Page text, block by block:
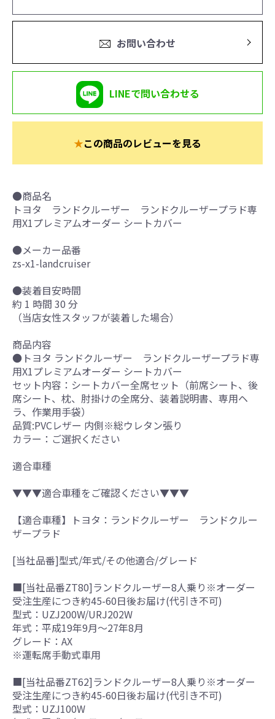
お問い合わせ
LINEで問い合わせる
★この商品のレビューを見る
●商品名
トヨタ ランドクルーザー ランドクルーザープラド専
用X1プレミアムオーダー シートカバー
●メーカー品番
zs-x1-landcruiser
●装着目安時間
約 1 時間 30 分
（当店女性スタッフが装着した場合）
商品内容
●トヨタ ランドクルーザー ランドクルーザープラド専
用X1プレミアムオーダー シートカバー
セット内容：シートカバー全席セット（前席シート、後
席シート、枕、肘掛けの全席分、装着説明書、専用ヘ
ラ、作業用手袋）
品質:PVCレザー 内側※総ウレタン張り
カラー：ご選択ください
適合車種
▼▼▼適合車種をご確認ください▼▼▼
【適合車種】トヨタ：ランドクルーザー ランドクルー
ザープラド
[当社品番]型式/年式/その他適合/グレード
■[当社品番ZT80]ランドクルーザー8人乗り※オーダー
受注生産につき約45-60日後お届け(代引き不可)
型式：UZJ200W/URJ202W
年式：平成19年9月～27年8月
グレード：AX
※運転席手動式車用
■[当社品番ZT62]ランドクルーザー8人乗り※オーダー
受注生産につき約45-60日後お届け(代引き不可)
型式：UZJ100W